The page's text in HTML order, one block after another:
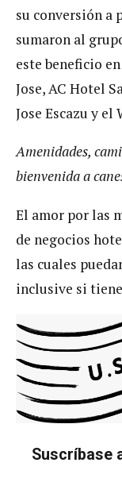
su conversión a
sumaron al
este beneficio
Jose, AC Hotel
Jose Escazu y el
Amenidades,
bienvenida a
El amor por las
de negocios
las cuales
inclusive si
Suscríbase